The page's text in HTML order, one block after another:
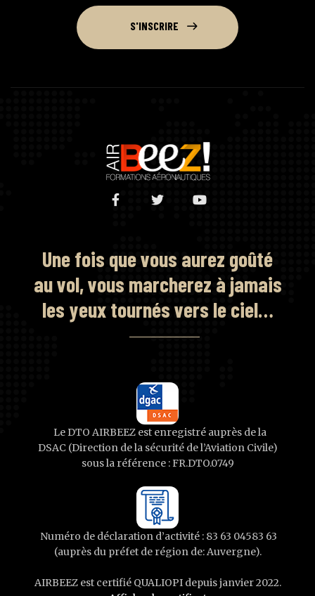
S'INSCRIRE
Une fois que vous aurez goûté
au vol, vous marcherez à jamais
les yeux tournés vers le ciel…
Le DTO AIRBEEZ est enregistré auprès de la
DSAC (Direction de la sécurité de l’Aviation Civile)
sous la référence : FR.DTO.0749
Numéro de déclaration d’activité : 83 63 04583 63
(auprès du préfet de région de: Auvergne).
AIRBEEZ est certifié QUALIOPI depuis janvier 2022.